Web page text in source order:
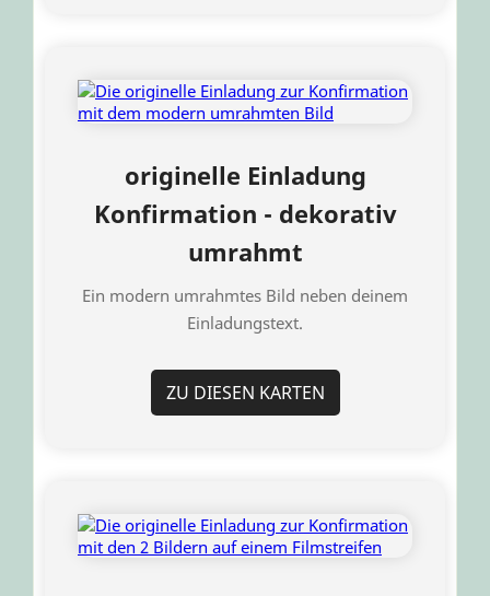
originelle Einladung
Konfirmation - dekorativ
umrahmt
Ein modern umrahmtes Bild neben deinem
Einladungstext.
ZU DIESEN KARTEN